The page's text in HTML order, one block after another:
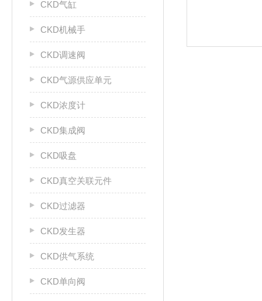
CKD气缸
CKD机械手
CKD调速阀
CKD气源供应单元
CKD浓度计
CKD集成阀
CKD吸盘
CKD真空关联元件
CKD过滤器
CKD发生器
CKD供气系统
CKD单向阀